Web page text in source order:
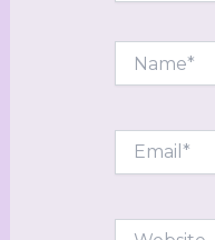
Email*
Website